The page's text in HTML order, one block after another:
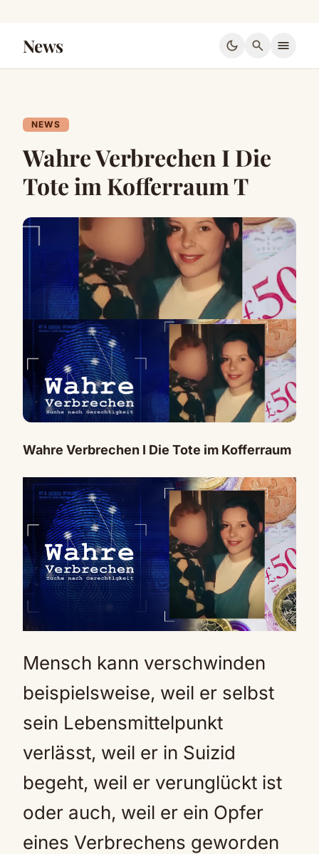
News dark_mode search menu
NEWS
Wahre Verbrechen I Die
Tote im Kofferraum T
Wahre Verbrechen I Die Tote im Kofferraum
Mensch kann verschwinden
beispielsweise, weil er selbst
sein Lebensmittelpunkt
verlässt, weil er in Suizid
begeht, weil er verunglückt ist
oder auch, weil er ein Opfer
eines Verbrechens geworden